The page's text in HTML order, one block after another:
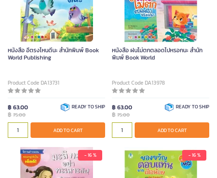
หนังสือ อึตรงไหนดีนะ สำนักพิมพ์ Book
World Publishing
Product Code DA13731
฿ 63.00
฿ 75.00
READY TO SHIP
ADD TO CART
หนังสือ ฝนไม่ตกตลอดไปหรอกนะ สำนัก
พิมพ์ Book World
Product Code DA13978
฿ 63.00
฿ 75.00
READY TO SHIP
ADD TO CART
- 16 % - 16 %